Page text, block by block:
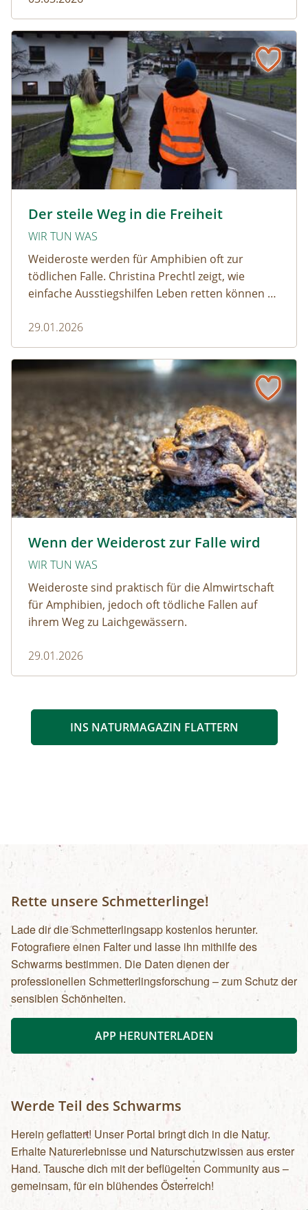
Der steile Weg in die Freiheit
WIR TUN WAS
Weideroste werden für Amphibien oft zur
tödlichen Falle. Christina Prechtl zeigt, wie
einfache Ausstiegshilfen Leben retten können –
Aufwand.
29.01.2026
Der steile Weg in die Freiheit
Wenn der Weiderost zur Falle wird
WIR TUN WAS
Weideroste sind praktisch für die Almwirtschaft
für Amphibien, jedoch oft tödliche Fallen auf
ihrem Weg zu Laichgewässern.
29.01.2026
Wenn der Weiderost zur Falle wird
INS NATURMAGAZIN FLATTERN
Rette unsere Schmetterlinge!
Lade dir die Schmetterlingsapp kostenlos herunter.
Fotografiere einen Falter und lasse ihn mithilfe des
Schwarms bestimmen. Die Daten dienen der
professionellen Schmetterlingsforschung – zum Schutz der
sensiblen Schönheiten.
APP HERUNTERLADEN
Werde Teil des Schwarms
Herein geflattert! Unser Portal bringt dich in die Natur.
Erhalte Naturerlebnisse und Naturschutzwissen aus erster
Hand. Tausche dich mit der beflügelten Community aus –
gemeinsam, für ein blühendes Österreich!